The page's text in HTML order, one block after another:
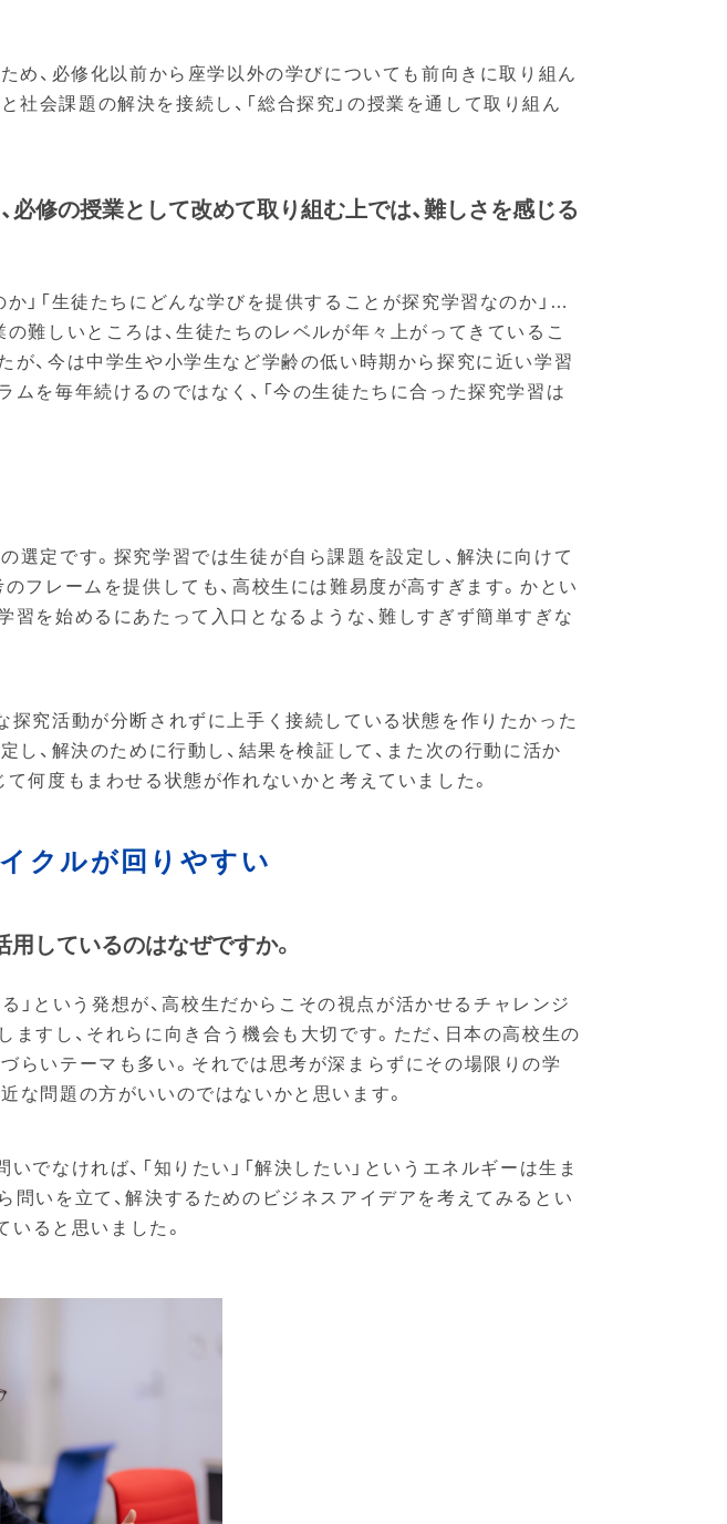
め、必修化以前から座学以外の学びについても前向きに取り組ん
社会課題の解決を接続し、「総合探究」の授業を通して取り組ん
修の授業として改めて取り組む上では、難しさを感じる
」「生徒たちにどんな学びを提供することが探究学習なのか」…
難しいところは、生徒たちのレベルが年々上がってきているこ
が、今は中学生や小学生など学齢の低い時期から探究に近い学習
を毎年続けるのではなく、「今の生徒たちに合った探究学習は
定です。探究学習では生徒が自ら課題を設定し、解決に向けて
フレームを提供しても、高校生には難易度が高すぎます。かとい
習を始めるにあたって入口となるような、難しすぎず簡単すぎな
探究活動が分断されずに上手く接続している状態を作りたかった
し、解決のために行動し、結果を検証して、また次の行動に活か
何度もまわせる状態が作れないかと考えていました。
クルが回りやすい
しているのはなぜですか。
」という発想が、高校生だからこその視点が活かせるチャレンジ
すし、それらに向き合う機会も大切です。ただ、日本の高校生の
らいテーマも多い。それでは思考が深まらずにその場限りの学
な問題の方がいいのではないかと思います。
でなければ、「知りたい」「解決したい」というエネルギーは生ま
問いを立て、解決するためのビジネスアイデアを考えてみるとい
いると思いました。